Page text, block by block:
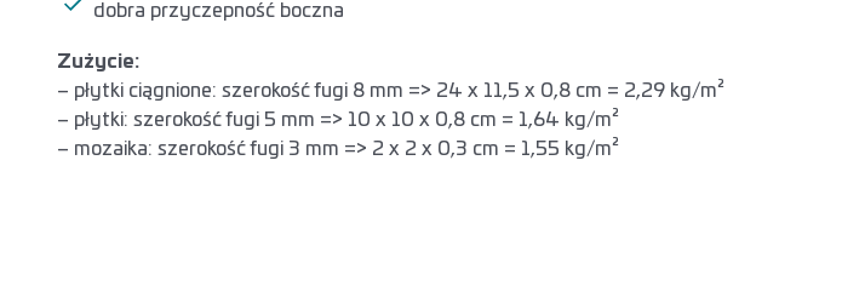
dobra przyczepność boczna
Zużycie:
– płytki ciągnione: szerokość fugi 8 mm => 24 x 11,5 x 0,8 cm = 2,29 kg/m²
– płytki: szerokość fugi 5 mm => 10 x 10 x 0,8 cm = 1,64 kg/m²
– mozaika: szerokość fugi 3 mm => 2 x 2 x 0,3 cm = 1,55 kg/m²